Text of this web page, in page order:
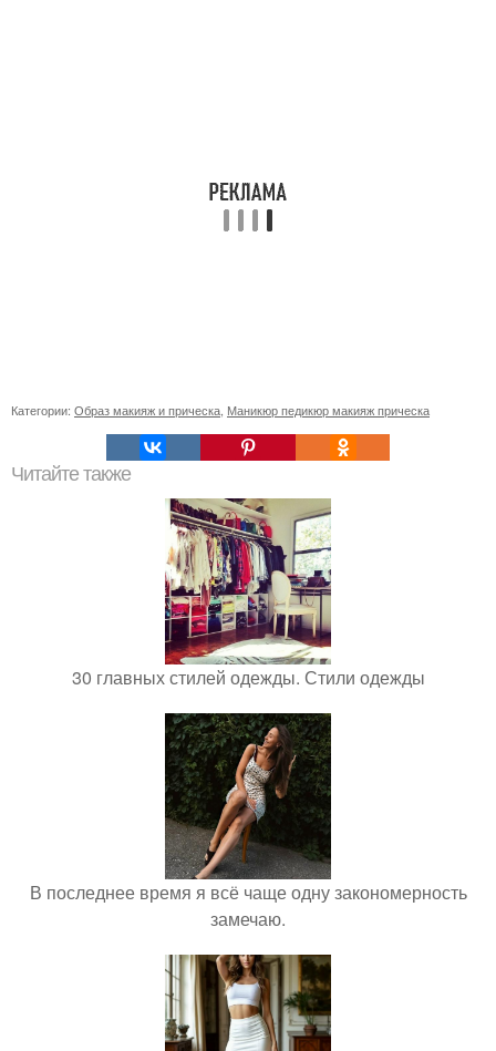
Категории: Образ макияж и прическа, Маникюр педикюр макияж прическа
Читайте также
30 главных стилей одежды. Стили одежды
В последнее время я всё чаще одну закономерность
замечаю.